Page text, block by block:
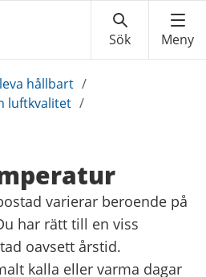
hållbart /
luftkvalitet /
varierar beroende på
har rätt till en viss
oavsett årstid.
kalla eller varma dagar